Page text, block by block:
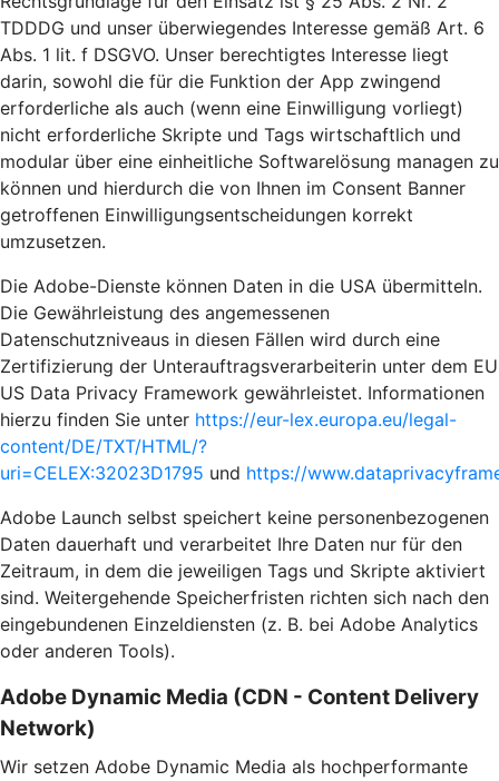
TDDDG und unser überwiegendes Interesse gemäß Art. 6
Abs. 1 lit. f DSGVO. Unser berechtigtes Interesse liegt
darin, sowohl die für die Funktion der App zwingend
erforderliche als auch (wenn eine Einwilligung vorliegt)
nicht erforderliche Skripte und Tags wirtschaftlich und
modular über eine einheitliche Softwarelösung managen zu
können und hierdurch die von Ihnen im Consent Banner
getroffenen Einwilligungsentscheidungen korrekt
umzusetzen.
Die Adobe-Dienste können Daten in die USA übermitteln.
Die Gewährleistung des angemessenen
Datenschutzniveaus in diesen Fällen wird durch eine
Zertifizierung der Unterauftragsverarbeiterin unter dem EU
US Data Privacy Framework gewährleistet. Informationen
hierzu finden Sie unter https://eur-lex.europa.eu/legal-
content/DE/TXT/HTML/?
uri=CELEX:32023D1795 und https://
Adobe Launch selbst speichert keine personenbezogenen
Daten dauerhaft und verarbeitet Ihre Daten nur für den
Zeitraum, in dem die jeweiligen Tags und Skripte aktiviert
sind. Weitergehende Speicherfristen richten sich nach den
eingebundenen Einzeldiensten (z. B. bei Adobe Analytics
oder anderen Tools).
Adobe Dynamic Media (CDN - Content Delivery
Network)
Wir setzen Adobe Dynamic Media als hochperformante